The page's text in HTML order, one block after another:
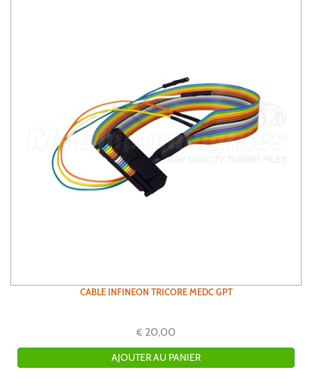
CABLE INFINEON TRICORE MEDC GPT
€ 20,00